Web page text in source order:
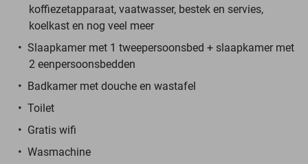
koffiezetapparaat, vaatwasser, bestek en servies,
koelkast en nog veel meer
Slaapkamer met 1 tweepersoonsbed + slaapkamer met
2 eenpersoonsbedden
Badkamer met douche en wastafel
Toilet
Gratis wifi
Wasmachine